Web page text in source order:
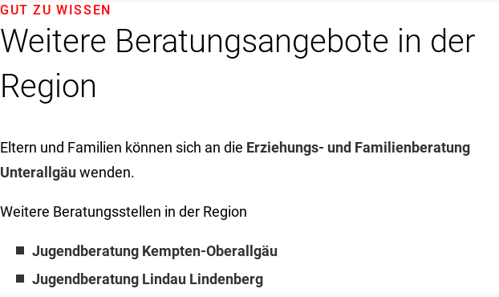
Weitere Beratungsangebote in der
Region
GUT ZU WISSEN
Eltern und Familien können sich an die Erziehungs- und Familienberatung
Unterallgäuwenden.
Weitere Beratungsstellen in der Region
Jugendberatung Kempten-Oberallgäu
Jugendberatung Lindau Lindenberg